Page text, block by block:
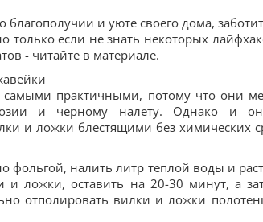
и уюте своего дома,
только если не знать некоторых
- читайте в материале.
самыми практичными, потому что они
и черному налету. Однако и
и ложки блестящими без химических
фольгой, налить литр теплой воды и
и ложки, оставить на 20-30 минут, а
отполировать вилки и ложки